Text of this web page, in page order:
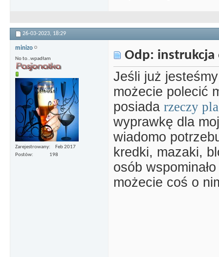
26-03-2023, 18:29
minizo
No to..wpadłam
Zarejestrowany
Feb 2017
Postów
198
Odp: instrukcja
Jeśli już
możecie polecić
posiada rzeczy
wyprawkę dla
wiadomo
kredki, mazaki,
osób
możecie coś o